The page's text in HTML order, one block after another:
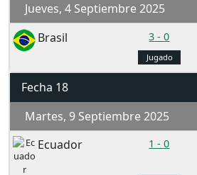
Jueves, 4 Septiembre 2025
Brasil
3 -0
Jugado
Fecha 18
Martes, 9 Septiembre 2025
Ecuador
1 -0